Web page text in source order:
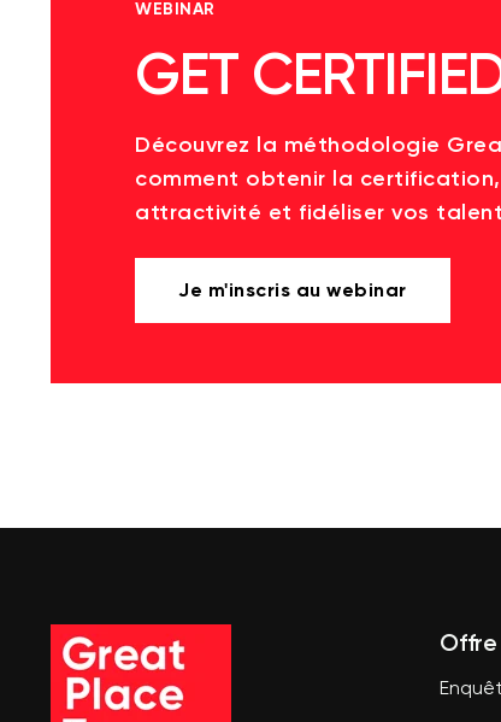
WEBINAR
GET
Découvrez la méthodologie
comment obtenir la
attractivité et fidéliser vos
Je m'inscris au webinar
Offre